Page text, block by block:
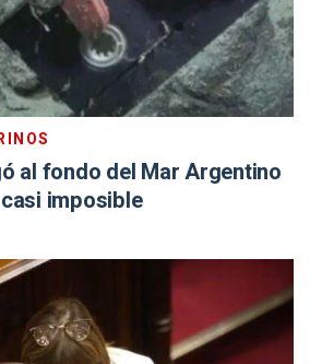
al fondo del Mar Argentino
imposible